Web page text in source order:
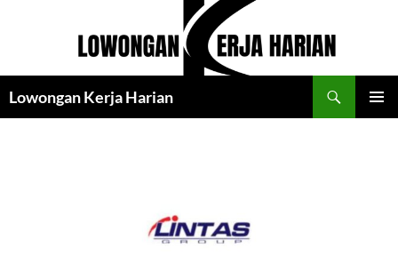
Lowongan Kerja Harian